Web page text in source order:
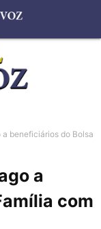
beneficiários do Bolsa
a
com